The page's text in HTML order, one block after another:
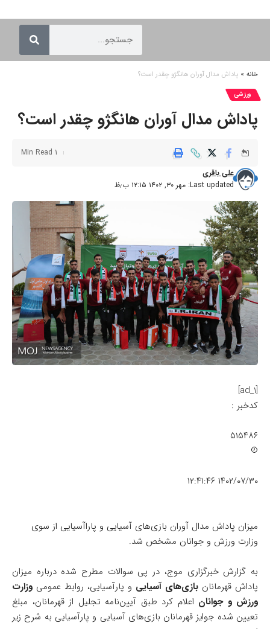
خانه » پاداش مدال آوران هانگژو چقدر است؟
ورزشی
پاداش مدال آوران هانگژو چقدر است؟
Last updated: مهر ۳۰, ۱۴۰۲ ۱۲:۱۵ ب٫ظ
علی باقری
1 Min Read
[ad_1]
کدخبر :
۵۱۵۴۸۶
۱۴۰۲/۰۷/۳۰ ۱۲:۴۱:۴۶
میزان پاداش مدال آوران بازی‌های آسیایی و پاراآسیایی از سوی
وزارت ورزش و جوانان مشخص شد.
به گزارش خبرگزاری موج، در پی سوالات مطرح شده درباره میزان
پاداش قهرمانان بازی‌های آسیایی و پارآسیایی، روابط عمومی وزارت
ورزش و جوانان اعلام کرد طبق آیین‌نامه تجلیل از قهرمانان، مبلغ
تعیین شده جوایز قهرمانان بازی‌های آسیایی و پارآسیایی به شرح زیر